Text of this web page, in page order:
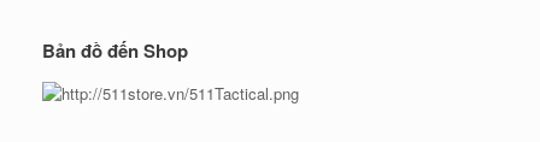
Bản đồ đến Shop